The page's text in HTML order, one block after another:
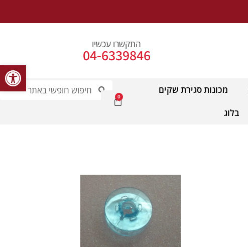
התקשרו עכשיו
04-6339846
0
מכונות סגירת שקים
בלוג
פתח